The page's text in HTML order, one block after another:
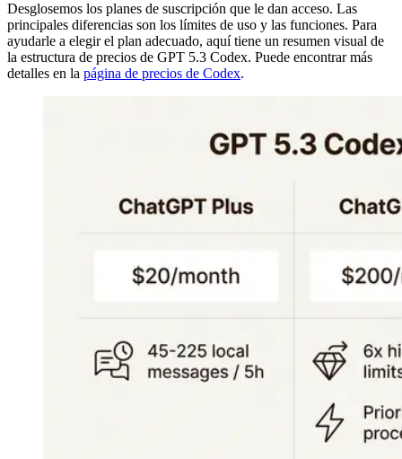
Desglosemos los planes de suscripción que le dan acceso. Las
principales diferencias son los límites de uso y las funciones. Para
ayudarle a elegir el plan adecuado, aquí tiene un resumen visual de
la estructura de precios de GPT 5.3 Codex. Puede encontrar más
detalles en la página de precios de Codex.